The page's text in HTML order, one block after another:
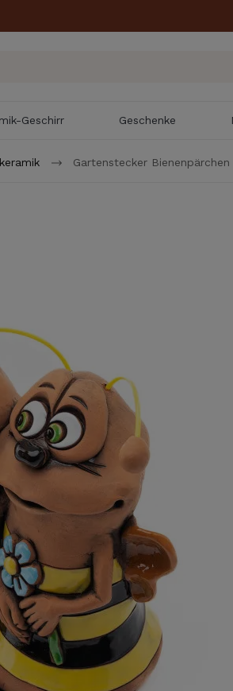
Geschirr Geschenke
Gartenstecker Bienenpärchen